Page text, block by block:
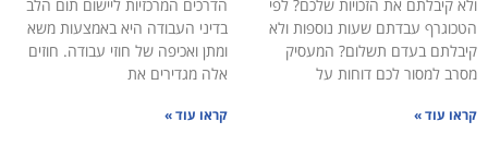
ולא קיבלתם את הזכויות שלכם? לפי
הטכוגרף עבדתם שעות נוספות ולא
קיבלתם בעדם תשלום? המעסיק
מסרב למסור לכם דוחות על
קראו עוד »
הדרכים המרכזיות ליישום תום הלב
בדיני העבודה היא באמצעות משא
ומתן ואכיפה של חוזי עבודה. חוזים
אלה מגדירים את
קראו עוד »